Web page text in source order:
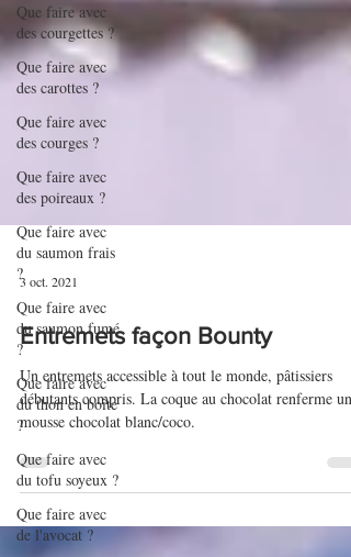
Que faire avec
des courgettes ?
Que faire avec
des carottes ?
Que faire avec
des courges ?
Que faire avec
des poireaux ?
Que faire avec
du saumon frais
?
Que faire avec
du saumon fumé
?
Que faire avec
du thon en boîte
?
Que faire avec
du tofu soyeux ?
Que faire avec
de l'avocat ?
3 oct. 2021
Entremets façon Bounty
Un entremets accessible à tout le monde, pâtissiers
mousse chocolat blanc/coco.